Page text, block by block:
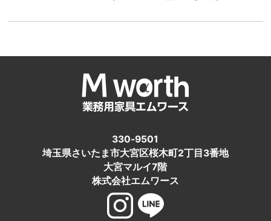
330-9501
埼玉県さいたま市大宮区桜木町2丁目3番地
大宮マルイ7階
株式会社エムワース